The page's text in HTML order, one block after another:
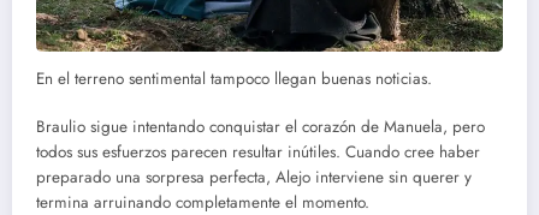
En el terreno sentimental tampoco llegan buenas noticias.
Braulio sigue intentando conquistar el corazón de Manuela, pero
todos sus esfuerzos parecen resultar inútiles. Cuando cree haber
preparado una sorpresa perfecta, Alejo interviene sin querer y
termina arruinando completamente el momento.